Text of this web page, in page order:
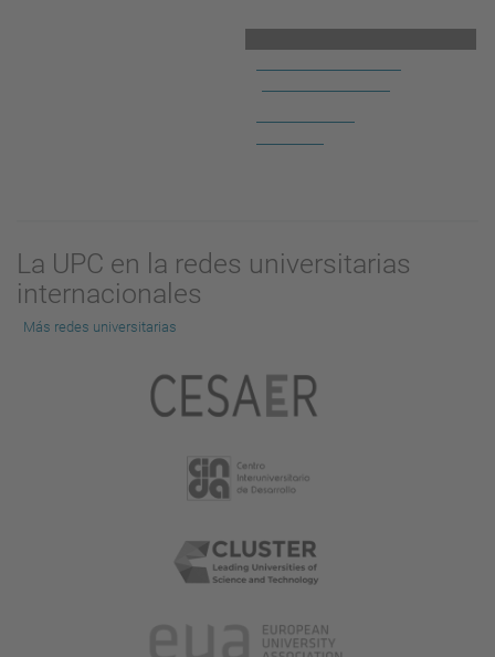
La UPC en la redes universitarias
internacionales
Más redes universitarias